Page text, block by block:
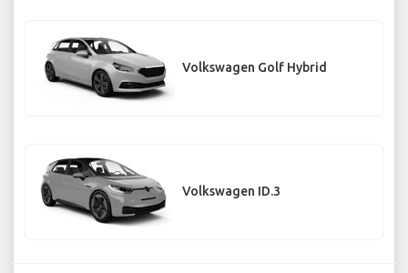
Volkswagen Golf Hybrid
Volkswagen ID.3